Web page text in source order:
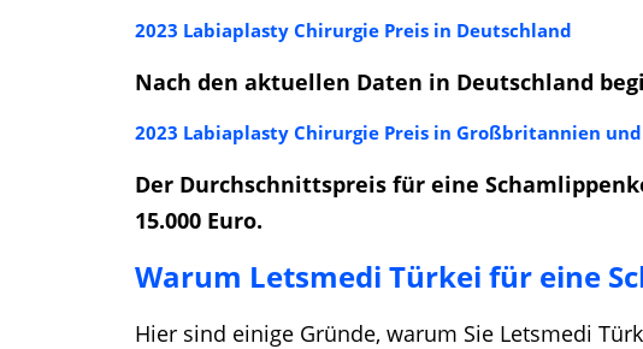
2023 Labiaplasty Chirurgie Preis in Deutschland
Nach den aktuellen Daten in Deutschland
2023 Labiaplasty Chirurgie Preis in Großbritannien
Der Durchschnittspreis für eine
15.000 Euro.
Warum Letsmedi Türkei für eine
Hier sind einige Gründe, warum Sie Letsmedi